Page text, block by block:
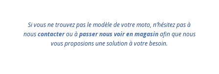
Si vous ne trouvez pas le modèle de votre moto, n’hésitez pas à
nouscontacterou àpasser nous voir en magasinafin que nous
vous proposions une solution à votre besoin.